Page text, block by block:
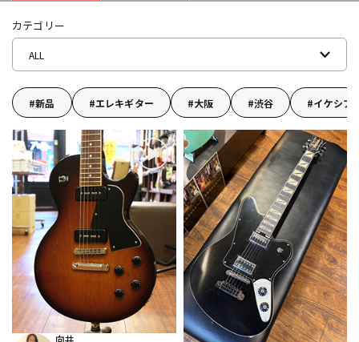
管楽器 その他楽器
アンプ エフェクター
DJ機器 DTM
DTM オンライン納品 レコーディング機器
配信/ライブ機器 楽器アクセサリ
カテゴリー
ALL
新品 エレキギター 大阪 渋谷 イケシブ
向井